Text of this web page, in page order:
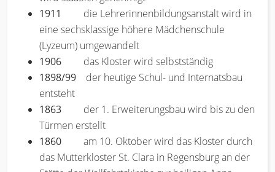
1911 die Lehrerinnenbildungsanstalt wird in
eine sechsklassige höhere Mädchenschule
(Lyzeum) umgewandelt
1906 das Kloster wird selbstständig
1898/99 der heutige Schul- und Internatsbau
entsteht
1863 der 1. Erweiterungsbau wird bis zu den
Türmen erstellt
1860
am 10. Oktober wird das Kloster durch
das Mutterkloster St. Clara in Regensburg an der